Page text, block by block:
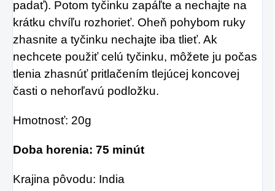
padať). Potom tyčinku zapáľte a nechajte na
krátku chvíľu rozhorieť. Oheň pohybom ruky
zhasnite a tyčinku nechajte iba tlieť. Ak
nechcete použiť celú tyčinku, môžete ju počas
tlenia zhasnúť pritlačením tlejúcej koncovej
časti o nehorľavú podložku.
Hmotnosť: 20g
Doba horenia: 75 minút
Krajina pôvodu: India